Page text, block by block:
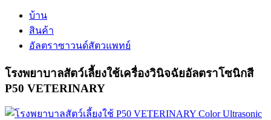
บ้าน
สินค้า
อัลตราซาวนด์สัตวแพทย์
โรงพยาบาลสัตว์เลี้ยงใช้เครื่องวินิจฉัยอัลตราโซนิกสี
P50 VETERINARY